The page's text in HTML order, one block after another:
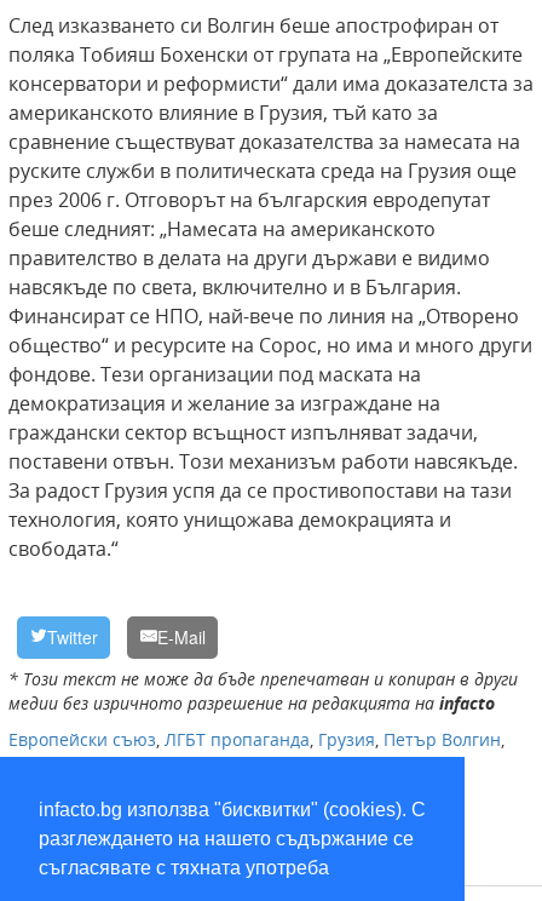
infacto.bg използва "бисквитки" (cookies). С
разглеждането на нашето съдържание се
съгласявате с тяхната употреба
След изказването си Волгин беше апострофиран от
поляка Тобияш Бохенски от групата на „Европейските
консерватори и реформисти“ дали има доказателста за
американското влияние в Грузия, тъй като за
сравнение съществуват доказателства за намесата на
руските служби в политическата среда на Грузия още
през 2006 г. Отговорът на българския евродепутат
беше следният: „Намесата на американското
правителство в делата на други държави е видимо
навсякъде по света, включително и в България.
Финансират се НПО, най-вече по линия на „Отворено
общество“ и ресурсите на Сорос, но има и много други
фондове. Тези организации под маската на
демократизация и желание за изграждане на
граждански сектор всъщност изпълняват задачи,
поставени отвън. Този механизъм работи навсякъде.
За радост Грузия успя да се простивопостави на тази
технология, която унищожава демокрацията и
свободата.“
Twitter E-Mail
* Този текст не може да бъде препечатван и копиран в други
медии без изричното разрешение на редакцията на infacto
Европейски съюз, ЛГБТ пропаганда, Грузия, Петър Волгин,
чужди агенти,НПО,САЩ